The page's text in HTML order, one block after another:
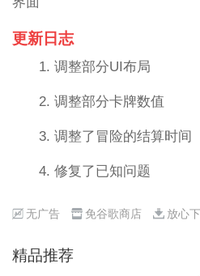
更新日志
1. 调整部分UI布局
2. 调整部分卡牌数值
3. 调整了冒险的结算时间
4. 修复了已知问题
无广告 免谷歌商店 放心
精品推荐